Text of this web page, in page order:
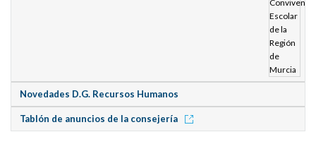
Novedades D.G. Recursos Humanos
Tablón de anuncios de la consejería